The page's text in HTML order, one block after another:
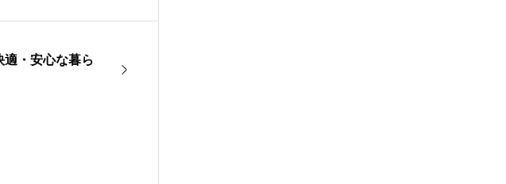
・安心な暮ら